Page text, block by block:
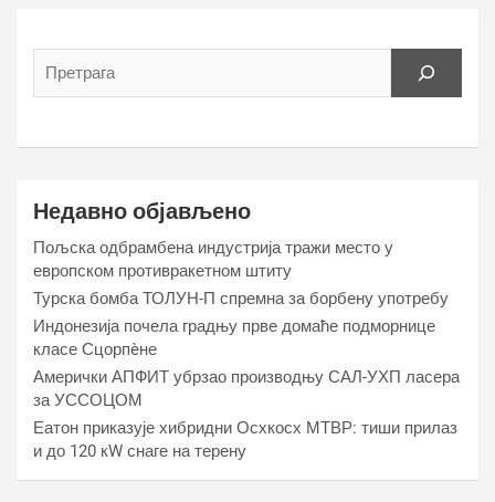
Недавно објављено
Пољска одбрамбена индустрија тражи место у
европском противракетном штиту
Турска бомба ТОЛУН-П спремна за борбену употребу
Индонезија почела градњу прве домаће подморнице
класе Сцорпèне
Амерички АПФИТ убрзао производњу САЛ-УХП ласера
за УССОЦОМ
Еатон приказује хибридни Осхкосх МТВР: тиши прилаз
и до 120 кW снаге на терену